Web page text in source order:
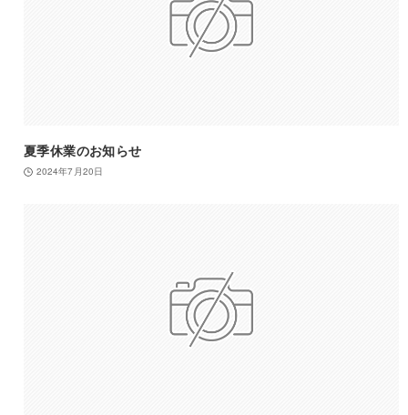
夏季休業のお知らせ
2024年7月20日